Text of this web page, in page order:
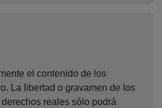
el contenido de los
La libertad o gravamen de los
reales sólo podrá